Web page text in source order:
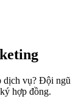
dịch vụ? Đội ngũ
hợp đồng.